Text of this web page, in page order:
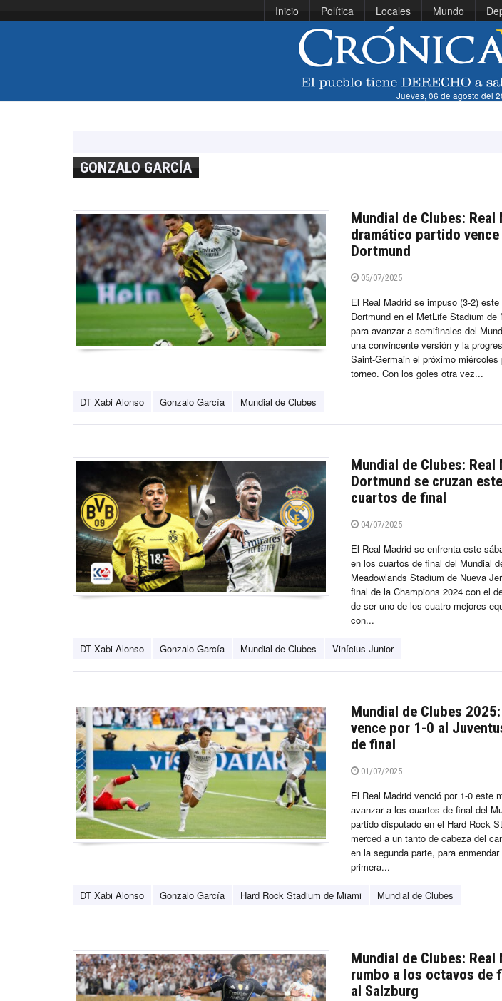
Inicio Política Locales Mundo
Jueves, 06 de agosto del
GONZALO GARCÍA
Mundial de Clubes: Real
dramático partido
Dortmund
05/07/2025
El Real Madrid se impuso (3-2)
Dortmund en el MetLife Stadium de
para avanzar a semifinales del
una convincente versión y la
Saint-Germain el próximo
torneo. Con los goles otra vez...
DT Xabi Alonso Gonzalo García Mundial de Clubes
Mundial de Clubes: Real
Dortmund se cruzan
cuartos de final
04/07/2025
El Real Madrid se enfrenta este
en los cuartos de final del Mundial
Meadowlands Stadium de Nueva
final de la Champions 2024 con el
de ser uno de los cuatro mejores
con...
DT Xabi Alonso Gonzalo García Mundial de Clubes Vinícius Junior
Mundial de Clubes
vence por 1-0 al
de final
01/07/2025
El Real Madrid venció por 1-0 este
avanzar a los cuartos de final del
partido disputado en el Hard Rock
merced a un tanto de cabeza del
en la segunda parte, para
primera...
DT Xabi Alonso Gonzalo García Hard Rock Stadium de Miami Mundial de Clubes
Mundial de Clubes: Real
rumbo a los octavos de
al Salzburg